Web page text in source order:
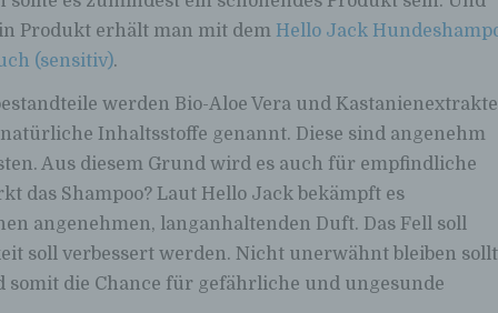
Produkt erhält man mit dem Hello Jack
(sensitiv).
werden Bio-Aloe Vera und Kastanienextrakte
Inhaltsstoffe genannt. Diese sind angenehm
Aus diesem Grund wird es auch für empfindliche
das Shampoo? Laut Hello Jack bekämpft es
angenehmen, langanhaltenden Duft. Das Fell soll
soll verbessert werden. Nicht unerwähnt bleiben
die Chance für gefährliche und ungesunde